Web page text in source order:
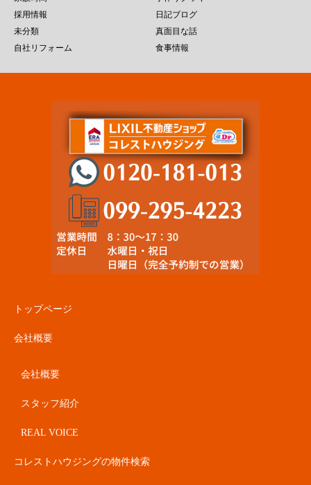
採用情報
日記ブログ
未分類
真面目な話
自社リフォーム
食事情報
トップページ
会社概要
会社概要
スタッフ紹介
REAL VOICE
コレストハウジングの物件検索